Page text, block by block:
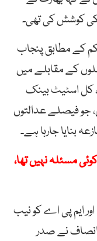
کی کوشش کی تھی۔
کے مطابق پنجاب
کے مقابلے میں
کل اسٹیٹ بینک
جو فیصلے عدالتوں
بنایا جارہا ہے۔
کرنا کوئی مسئلہ نہیں تھا،
ایم پی اے کو نیب
نے صدر